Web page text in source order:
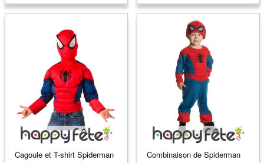
Cagoule et T-shirt Spiderman
Combinaison de Spiderman